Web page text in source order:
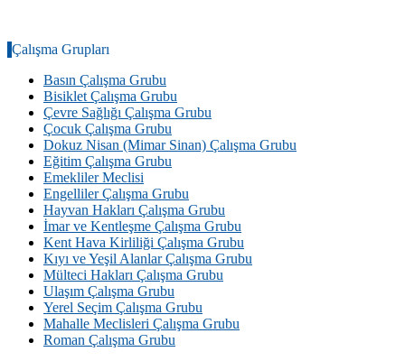
Çalışma Grupları
Basın Çalışma Grubu
Bisiklet Çalışma Grubu
Çevre Sağlığı Çalışma Grubu
Çocuk Çalışma Grubu
Dokuz Nisan (Mimar Sinan) Çalışma Grubu
Eğitim Çalışma Grubu
Emekliler Meclisi
Engelliler Çalışma Grubu
Hayvan Hakları Çalışma Grubu
İmar ve Kentleşme Çalışma Grubu
Kent Hava Kirliliği Çalışma Grubu
Kıyı ve Yeşil Alanlar Çalışma Grubu
Mülteci Hakları Çalışma Grubu
Ulaşım Çalışma Grubu
Yerel Seçim Çalışma Grubu
Mahalle Meclisleri Çalışma Grubu
Roman Çalışma Grubu